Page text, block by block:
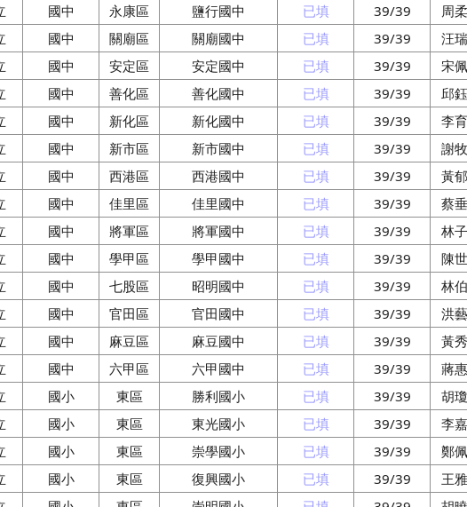
國中 永康區 鹽行國中 已填 39/39 周
國中 關廟區 關廟國中 已填 39/39 汪
國中 安定區 安定國中 已填 39/39 宋
國中 善化區 善化國中 已填 39/39 邱
國中 新化區 新化國中 已填 39/39 李
國中 新市區 新市國中 已填 39/39 謝
國中 西港區 西港國中 已填 39/39 黃
國中 佳里區 佳里國中 已填 39/39 蔡
國中 將軍區 將軍國中 已填 39/39 林
國中 學甲區 學甲國中 已填 39/39 陳
國中 七股區 昭明國中 已填 39/39 林
國中 官田區 官田國中 已填 39/39 洪
國中 麻豆區 麻豆國中 已填 39/39 黃
國中 六甲區 六甲國中 已填 39/39 蔣
國小 東區 勝利國小 已填 39/39 胡
國小 東區 東光國小 已填 39/39 李
國小 東區 崇學國小 已填 39/39 鄭
國小 東區 復興國小 已填 39/39 王